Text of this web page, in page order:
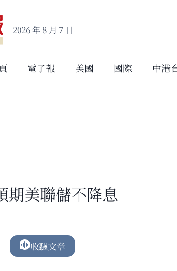
2026 年 8 月 7 日
電子報 美國 國際 中港
期美聯儲不降息
收聽文章